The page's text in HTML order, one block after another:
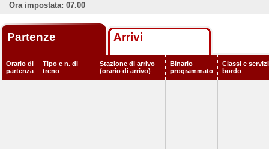
Ora impostata: 07.00
Partenze Arrivi
Orario di
partenza
Tipo e n. di
treno
Stazione di arrivo
(orario di arrivo)
Binario
programmato
Classi e
bordo